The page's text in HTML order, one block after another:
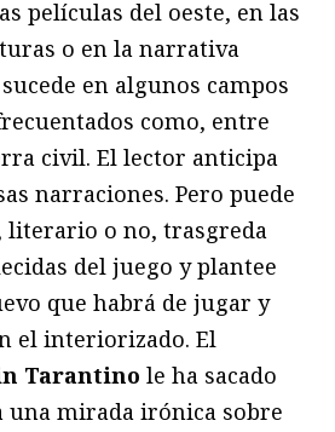
películas del oeste, en las
o en la narrativa
en algunos campos
como, entre
civil. El lector anticipa
narraciones. Pero puede
literario o no, trasgreda
del juego y plantee
que habrá de jugar y
el interiorizado. El
Tarantino le ha sacado
una mirada irónica sobre